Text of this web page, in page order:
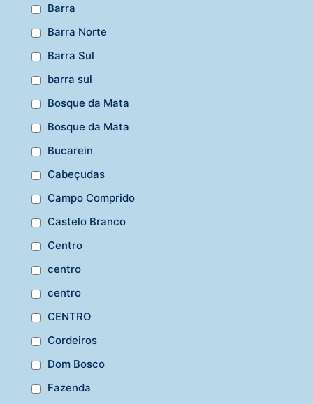
Barra
Barra Norte
Barra Sul
barra sul
Bosque da Mata
Bosque da Mata
Bucarein
Cabeçudas
Campo Comprido
Castelo Branco
Centro
centro
centro
CENTRO
Cordeiros
Dom Bosco
Fazenda